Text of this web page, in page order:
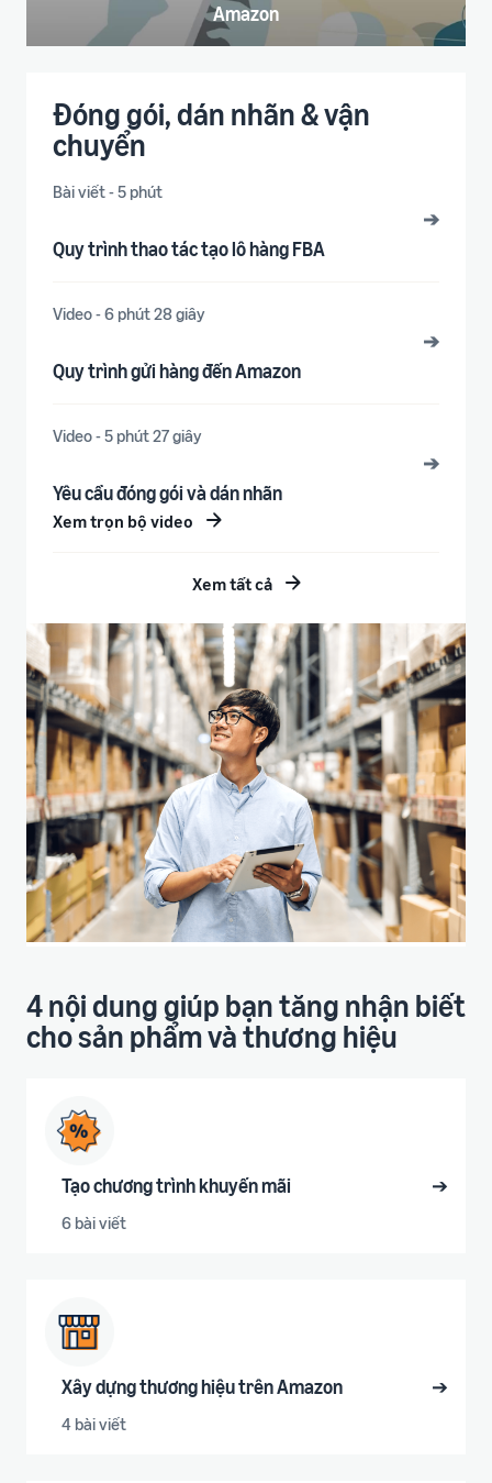
Amazon
Đóng gói, dán nhãn & vận
chuyển
Bài viết - 5 phút
➔
Quy trình thao tác tạo lô hàng FBA
Video - 6 phút 28 giây
➔
Quy trình gửi hàng đến Amazon
Video - 5 phút 27 giây
➔
Yêu cầu đóng gói và dán nhãn
Xem trọn bộ video
Xem tất cả
4 nội dung giúp bạn tăng nhận biết
cho sản phẩm và thương hiệu
Tạo chương trình khuyến mãi
6 bài viết
➔
Xây dựng thương hiệu trên Amazon
4 bài viết
➔